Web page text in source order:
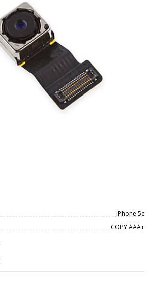
iPhone 5c
COPY ААА+